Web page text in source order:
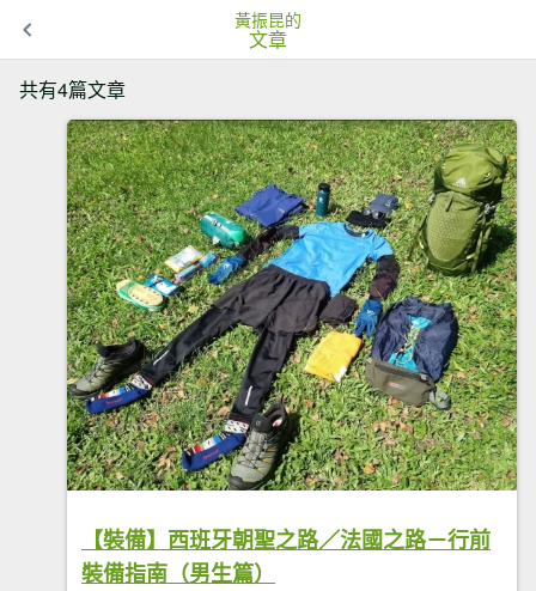
黃振昆的
文章
共有4篇文章
【裝備】西班牙朝聖之路／法國之路－行前
裝備指南（男生篇）